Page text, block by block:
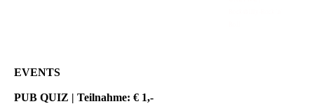
EVENTS
PUB QUIZ | Teilnahme: € 1,-